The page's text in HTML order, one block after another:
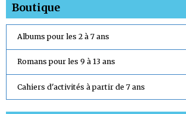
Boutique
Albums pour les 2 à 7 ans
Romans pour les 9 à 13 ans
Cahiers d'activités à partir de 7 ans